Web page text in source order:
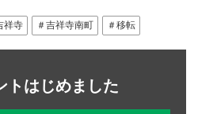
祥寺 ＃吉祥寺南町 ＃移転
トはじめました